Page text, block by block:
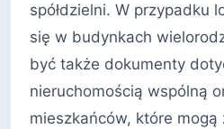
spółdzielni. W przypadku
się w budynkach
być także dokumenty
nieruchomością wspólną
mieszkańców, które